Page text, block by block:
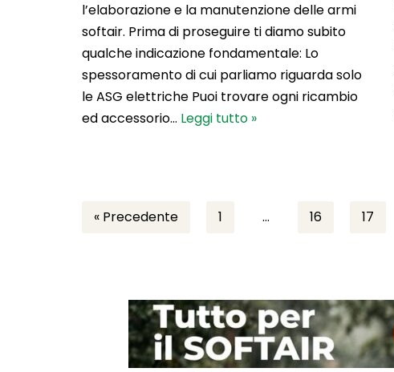
l’elaborazione e la manutenzione delle armi
softair. Prima di proseguire ti diamo subito
qualche indicazione fondamentale: Lo
spessoramento di cui parliamo riguarda solo
le ASG elettriche Puoi trovare ogni ricambio
ed accessorio… Leggi tutto »
« Precedente 1 … 16 17